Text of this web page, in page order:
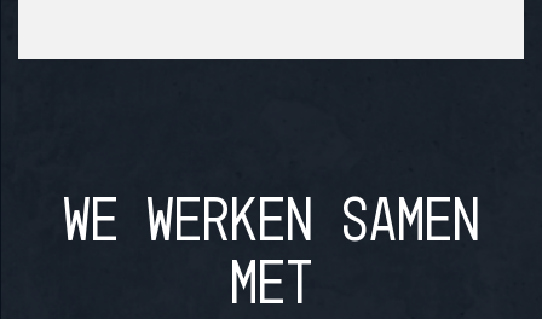
WE WERKEN SAMEN
MET